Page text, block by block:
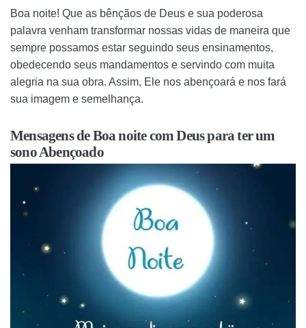
Boa noite! Que as bênçãos de Deus e sua poderosa
palavra venham transformar nossas vidas de maneira que
sempre possamos estar seguindo seus ensinamentos,
obedecendo seus mandamentos e servindo com muita
alegria na sua obra. Assim, Ele nos abençoará e nos fará
sua imagem e semelhança.
Mensagens de Boa noite com Deus para ter um
sono Abençoado